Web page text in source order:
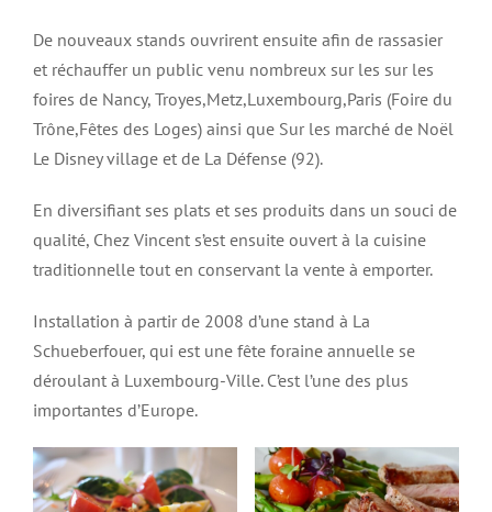
De nouveaux stands ouvrirent ensuite afin de rassasier
et réchauffer un public venu nombreux sur les sur les
foires de Nancy, Troyes,Metz,Luxembourg,Paris (Foire du
Trône,Fêtes des Loges) ainsi que Sur les marché de Noël
Le Disney village et de La Défense (92).
En diversifiant ses plats et ses produits dans un souci de
qualité, Chez Vincent s’est ensuite ouvert à la cuisine
traditionnelle tout en conservant la vente à emporter.
Installation à partir de 2008 d’une stand à La
Schueberfouer, qui est une fête foraine annuelle se
déroulant à Luxembourg-Ville. C’est l’une des plus
importantes d’Europe.